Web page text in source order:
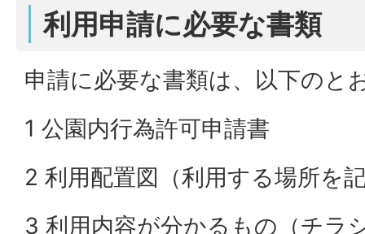
利用申請に必要な書類
申請に必要な書類は、以下のと
1 公園内行為許可申請書
2 利用配置図（利用する場所を
3 利用内容が分かるもの（チラ